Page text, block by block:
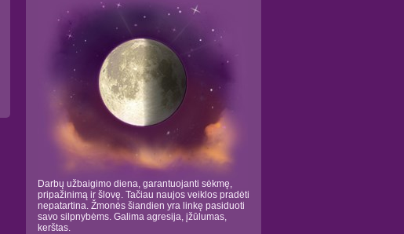
Darbų užbaigimo diena, garantuojanti sėkmę,
pripažinimą ir šlovę. Tačiau naujos veiklos pradėti
nepatartina. Žmonės šiandien yra linkę pasiduoti
savo silpnybėms. Galima agresija, įžūlumas,
kerštas.